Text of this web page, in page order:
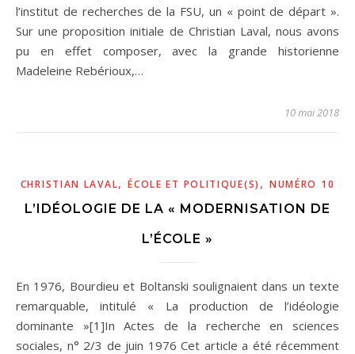
l’institut de recherches de la FSU, un « point de départ ».
Sur une proposition initiale de Christian Laval, nous avons
pu en effet composer, avec la grande historienne
Madeleine Rebérioux,…
10 mai 2018
CHRISTIAN LAVAL,ÉCOLE ET POLITIQUE(S) , NUMÉRO 10
L’IDÉOLOGIE DE LA « MODERNISATION DE
L’ÉCOLE »
En 1976, Bourdieu et Boltanski soulignaient dans un texte
remarquable, intitulé « La production de l’idéologie
dominante »[1]In Actes de la recherche en sciences
sociales, n° 2/3 de juin 1976 Cet article a été récemment